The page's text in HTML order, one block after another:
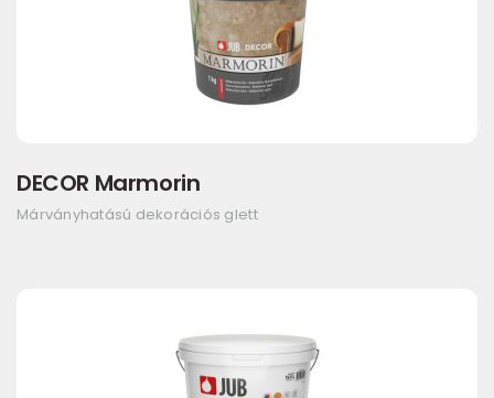
DECOR Marmorin
Márványhatású dekorációs glett